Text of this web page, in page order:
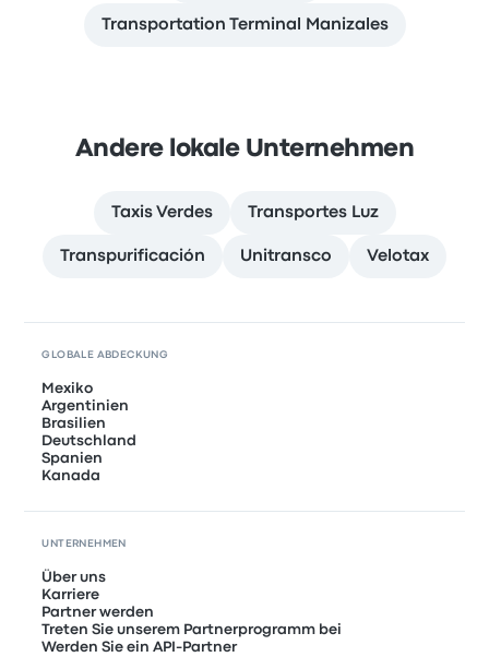
Transportation Terminal Manizales
Andere lokale Unternehmen
Taxis Verdes Transportes Luz
Transpurificación Unitransco Velotax
GLOBALE ABDECKUNG
Mexiko
Argentinien
Brasilien
Deutschland
Spanien
Kanada
UNTERNEHMEN
Über uns
Karriere
Partner werden
Treten Sie unserem Partnerprogramm bei
Werden Sie ein API-Partner